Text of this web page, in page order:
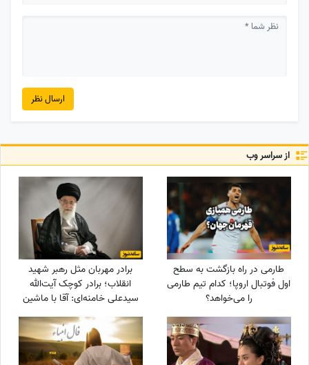
ارسال نظر
از سراسر وب
طارمی در راه بازگشت به سطح
اول فوتبال اروپا؛ کدام تیم طارمی
را می‌خواهد؟
برادر مهربان مثل رهبر شهید
انقلاب؛ برادر کوچک آیت‌الله
سیدعلی خامنه‌ای: آقا با ماشین
فولکس‌شان تا ساعت 12 برای
آنهایی که جهاز آورده بودند دنبال
شام بودند